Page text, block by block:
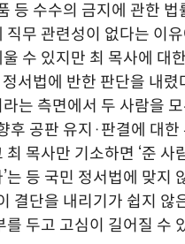
등 수수의 금지에 관한
직무 관련성이 없다는 이
수 있지만 최 목사에 대
서법에 반한 판단을 내
는 측면에서 두 사람을
후 공판 유지·판결에 대
목사만 기소하면 ‘준 사
는 등 국민 정서법에 맞지
결단을 내리기가 쉽지 않
를 두고 고심이 길어질 수